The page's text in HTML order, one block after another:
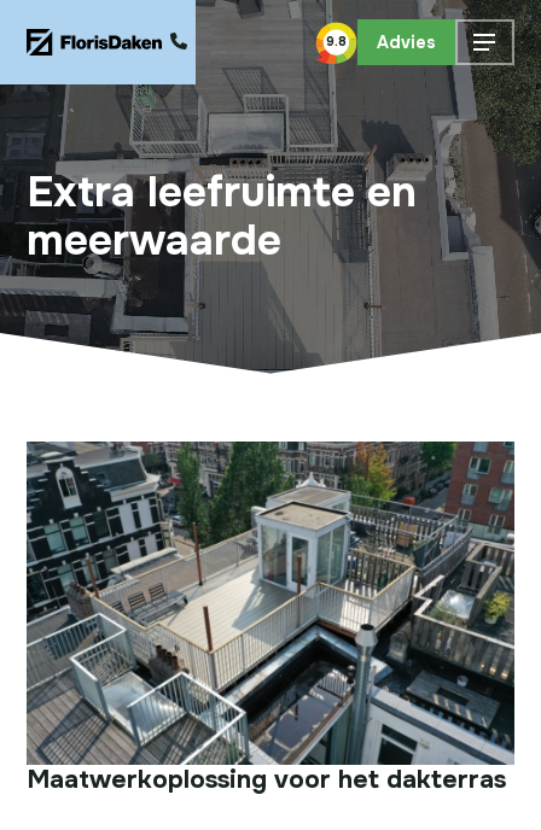
9.8 Advies
Extra leefruimte en
meerwaarde
Maatwerkoplossing voor het dakterras